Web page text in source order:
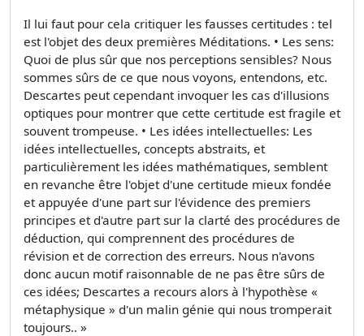
Il lui faut pour cela critiquer les fausses certitudes : tel
est l'objet des deux premières Méditations. • Les sens:
Quoi de plus sûr que nos perceptions sensibles? Nous
sommes sûrs de ce que nous voyons, entendons, etc.
Descartes peut cependant invoquer les cas d'illusions
optiques pour montrer que cette certitude est fragile et
souvent trompeuse. • Les idées intellectuelles: Les
idées intellectuelles, concepts abstraits, et
particulièrement les idées mathématiques, semblent
en revanche être l'objet d'une certitude mieux fondée
et appuyée d'une part sur l'évidence des premiers
principes et d'autre part sur la clarté des procédures de
déduction, qui comprennent des procédures de
révision et de correction des erreurs. Nous n'avons
donc aucun motif raisonnable de ne pas être sûrs de
ces idées; Descartes a recours alors à l'hypothèse «
métaphysique » d'un malin génie qui nous tromperait
toujours.. »